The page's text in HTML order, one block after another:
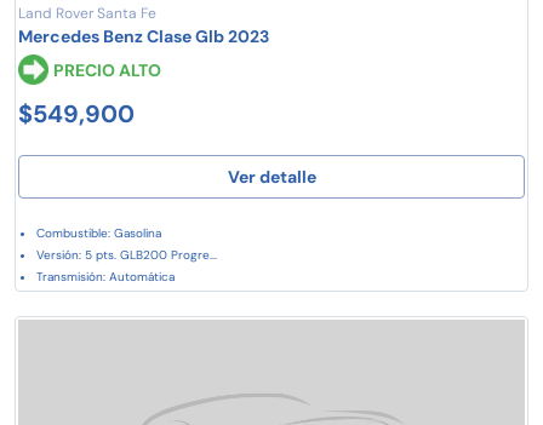
Land Rover Santa Fe
Mercedes Benz Clase Glb 2023
PRECIO ALTO
$549,900
Ver detalle
Combustible: Gasolina
Versión: 5 pts. GLB200 Progre...
Transmisión: Automática